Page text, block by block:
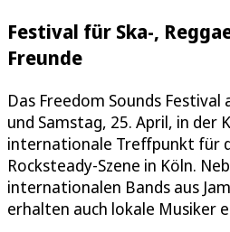
Festival für Ska-,
Freunde
Das Freedom Sounds Festival
und Samstag, 25. April, in der
internationale Treffpunkt für
Rocksteady-Szene in Köln.
internationalen Bands aus
erhalten auch lokale Musiker